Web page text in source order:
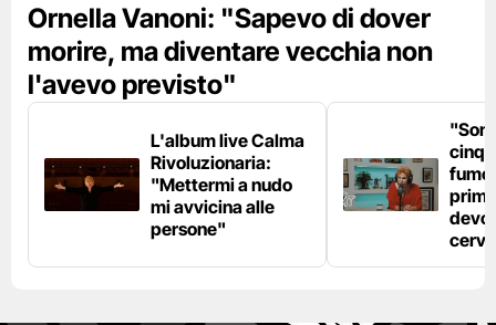
Ornella Vanoni: "Sapevo di dover
morire, ma diventare vecchia non
l'avevo previsto"
L'album live Calma
Rivoluzionaria:
"Mettermi a nudo
mi avvicina alle
persone"
fumo
devo